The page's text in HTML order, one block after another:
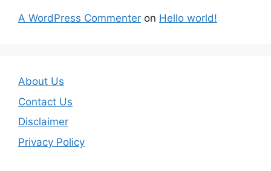
A WordPress Commenter on Hello world!
About Us
Contact Us
Disclaimer
Privacy Policy